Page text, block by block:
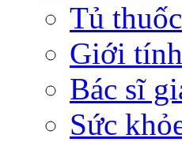
Tủ
Giới tính
Bác sĩ
Sức